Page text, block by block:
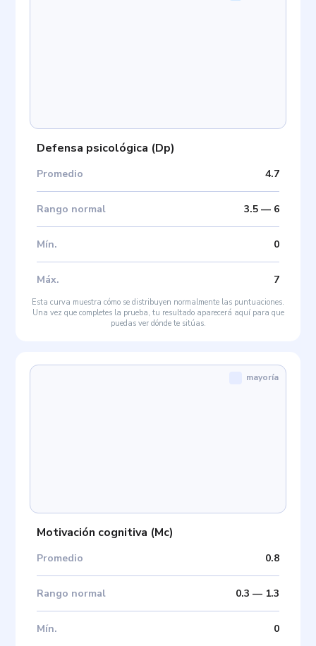
Defensa psicológica (Dp)
Promedio 4.7
Rango normal 3.5— 6
Mín. 0
Máx. 7
Esta curva muestra cómo se distribuyen normalmente las puntuaciones.
Una vez que completes la prueba, tu resultado aparecerá aquí para que
puedas ver dónde te sitúas.
Motivación cognitiva (Mc)
Promedio 0.8
Rango normal 0.3 — 1.3
Mín. 0
mayoría